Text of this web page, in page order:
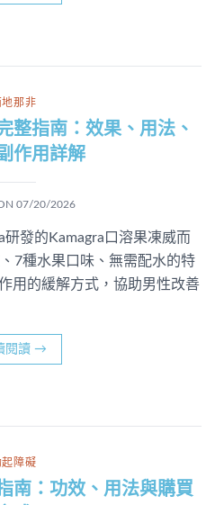
地那非
整指南：效果、用法、
作用詳解
07/20/2026
發的Kamagra口溶果凍威而
7種水果口味、無需配水的特
用的緩解方式，協助男性改善
閱讀 →
起障礙
南：功效、用法與購買